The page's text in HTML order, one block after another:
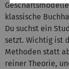
klassische
Du suchst ein
setzt. Wichtig ist
Methoden statt
reiner Theorie,